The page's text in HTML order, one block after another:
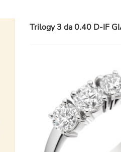
Trilogy 3 da 0.40 D-IF